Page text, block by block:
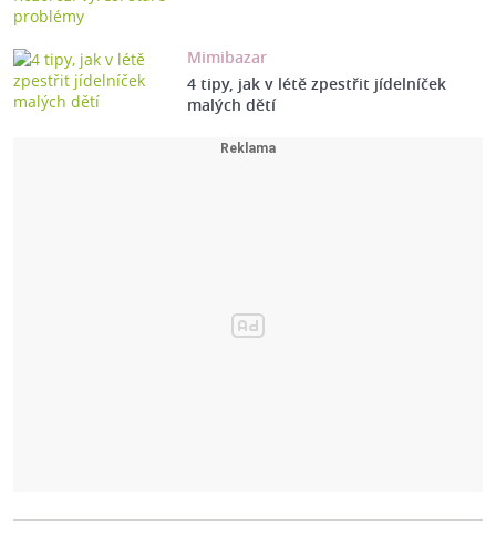
Mimibazar
4 tipy, jak v létě zpestřit jídelníček
malých dětí